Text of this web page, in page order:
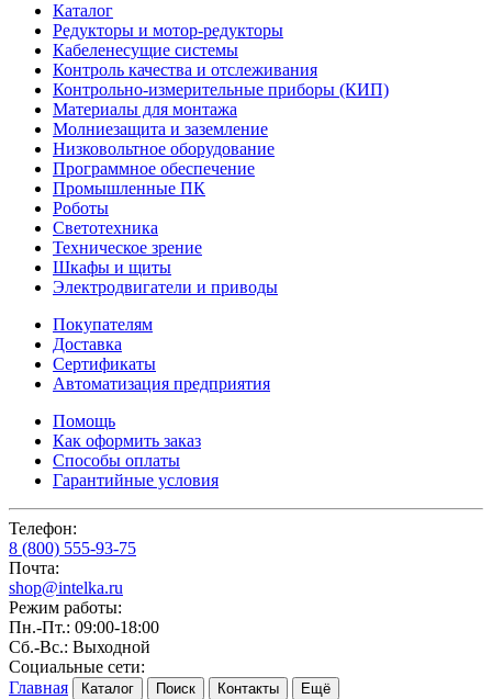
Каталог
Редукторы и мотор-редукторы
Кабеленесущие системы
Контроль качества и отслеживания
Контрольно-измерительные приборы (КИП)
Материалы для монтажа
Молниезащита и заземление
Низковольтное оборудование
Программное обеспечение
Промышленные ПК
Роботы
Светотехника
Техническое зрение
Шкафы и щиты
Электродвигатели и приводы
Покупателям
Доставка
Сертификаты
Автоматизация предприятия
Помощь
Как оформить заказ
Способы оплаты
Гарантийные условия
Телефон:
8 (800) 555-93-75
Почта:
shop@intelka.ru
Режим работы:
Пн.-Пт.: 09:00-18:00
Сб.-Вс.: Выходной
Социальные сети:
Главная
Каталог Поиск Контакты Ещё